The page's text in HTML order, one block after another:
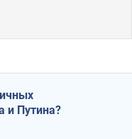
и Путина?